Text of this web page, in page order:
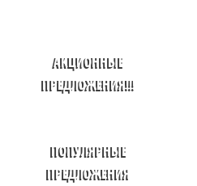
АКЦИОННЫЕ
ПРЕДЛОЖЕНИЯ!!!
ПОПУЛЯРНЫЕ
ПРЕДЛОЖЕНИЯ